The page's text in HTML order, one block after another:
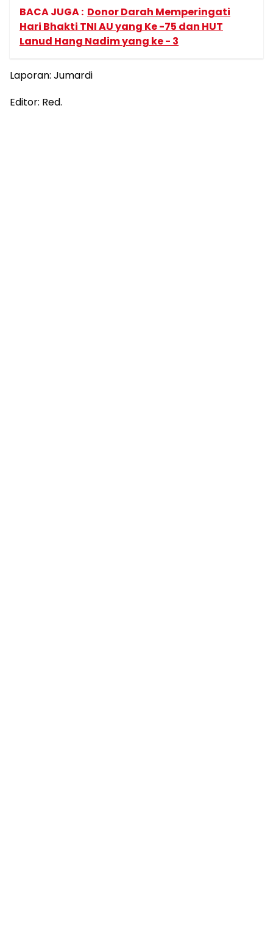
BACA JUGA : Donor Darah Memperingati
Hari Bhakti TNI AU yang Ke -75 dan HUT
Lanud Hang Nadim yang ke - 3
Laporan: Jumardi
Editor: Red.